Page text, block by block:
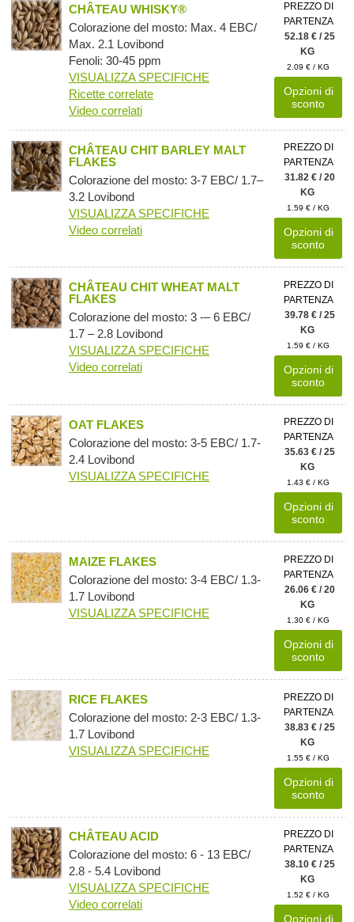
CHÂTEAU WHISKY®
Colorazione del mosto: Max. 4 EBC/
Max. 2.1 Lovibond
Fenoli: 30-45 ppm
VISUALIZZA SPECIFICHE
Ricette correlate
Video correlati
PREZZO DI
PARTENZA
52.18 € / 25
KG
2.09 € / KG
Opzioni di
sconto
CHÂTEAU CHIT BARLEY MALT
FLAKES
Colorazione del mosto: 3-7 EBC/ 1.7–
3.2 Lovibond
VISUALIZZA SPECIFICHE
Video correlati
PREZZO DI
PARTENZA
31.82 € / 20
KG
1.59 € / KG
Opzioni di
sconto
CHÂTEAU CHIT WHEAT MALT
FLAKES
Colorazione del mosto: 3 -– 6 EBC/
1.7 – 2.8 Lovibond
VISUALIZZA SPECIFICHE
Video correlati
PREZZO DI
PARTENZA
39.78 € / 25
KG
1.59 € / KG
Opzioni di
sconto
OAT FLAKES
Colorazione del mosto: 3-5 EBC/ 1.7-
2.4 Lovibond
VISUALIZZA SPECIFICHE
PREZZO DI
PARTENZA
35.63 € / 25
KG
1.43 € / KG
Opzioni di
sconto
MAIZE FLAKES
Colorazione del mosto: 3-4 EBC/ 1.3-
1.7 Lovibond
VISUALIZZA SPECIFICHE
PREZZO DI
PARTENZA
26.06 € / 20
KG
1.30 € / KG
Opzioni di
sconto
RICE FLAKES
Colorazione del mosto: 2-3 EBC/ 1.3-
1.7 Lovibond
VISUALIZZA SPECIFICHE
PREZZO DI
PARTENZA
38.83 € / 25
KG
1.55 € / KG
Opzioni di
sconto
CHÂTEAU ACID
Colorazione del mosto: 6 - 13 EBC/
2.8 - 5.4 Lovibond
VISUALIZZA SPECIFICHE
Video correlati
PREZZO DI
PARTENZA
38.10 € / 25
KG
1.52 € / KG
Opzioni di